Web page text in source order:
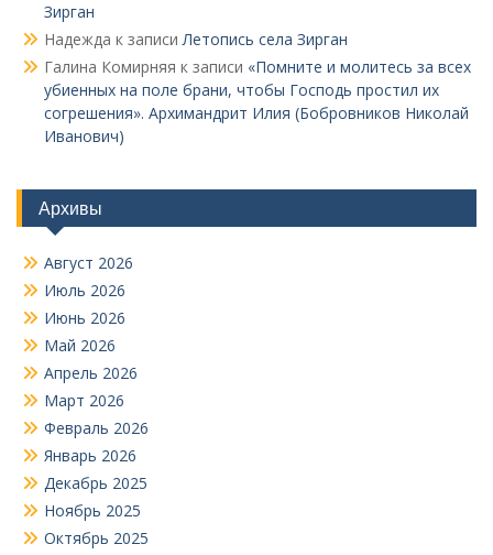
Зирган
Надежда к записиЛетопись села Зирган
Галина Комирняя к записи «Помните и молитесь за всех
убиенных на поле брани, чтобы Господь простил их
согрешения». Архимандрит Илия (Бобровников Николай
Иванович)
Архивы
Август 2026
Июль 2026
Июнь 2026
Май 2026
Апрель 2026
Март 2026
Февраль 2026
Январь 2026
Декабрь 2025
Ноябрь 2025
Октябрь 2025